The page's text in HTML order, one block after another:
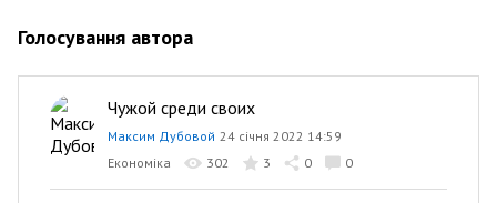
Голосування автора
Чужой среди своих
Максим Дубовой 24 січня 2022 14:59
Економіка
302 3 0 0